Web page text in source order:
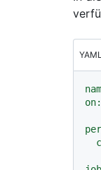
on: